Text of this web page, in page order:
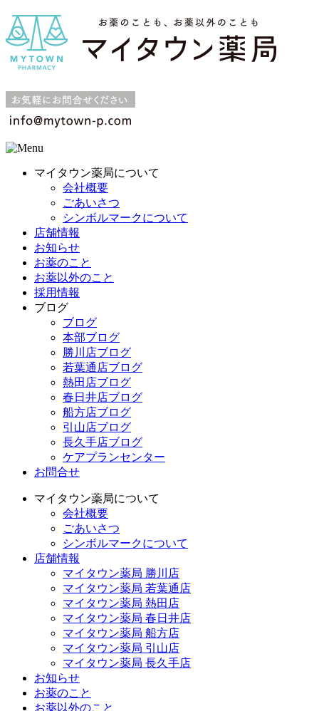
マイタウン薬局について
会社概要
ごあいさつ
シンボルマークについて
店舗情報
お知らせ
お薬のこと
お薬以外のこと
採用情報
ブログ
ブログ
本部ブログ
勝川店ブログ
若葉通店ブログ
熱田店ブログ
春日井店ブログ
船方店ブログ
引山店ブログ
長久手店ブログ
ケアプランセンター
お問合せ
マイタウン薬局について
会社概要
ごあいさつ
シンボルマークについて
店舗情報
マイタウン薬局 勝川店
マイタウン薬局 若葉通店
マイタウン薬局 熱田店
マイタウン薬局 春日井店
マイタウン薬局 船方店
マイタウン薬局 引山店
マイタウン薬局 長久手店
お知らせ
お薬のこと
お薬以外のこと